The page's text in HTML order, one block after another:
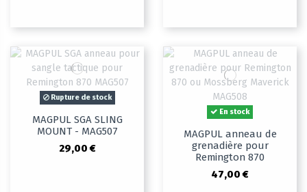
Rupture de stock
MAGPUL SGA SLING
MOUNT - MAG507
29,00 €
En stock
MAGPUL anneau de
grenadière pour
Remington 870
47,00 €